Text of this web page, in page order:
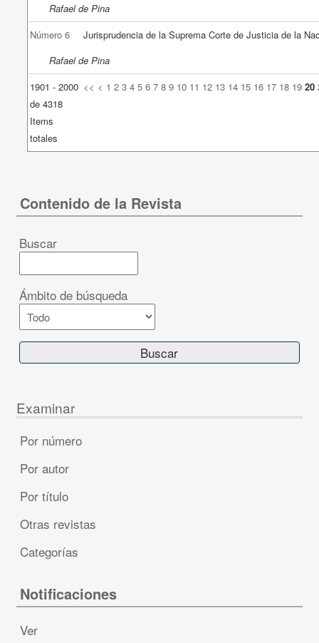
Rafael de Pina
Número 6
Jurisprudencia de la Suprema Corte de Justicia de la
Rafael de Pina
1901 - 2000
de 4318
Items
totales
<< < 1 2 3 4 5 6 7 8 9 10 11 12 13 14 15 16 17 18 19 20
Contenido de la Revista
Buscar
Ámbito de búsqueda
Examinar
Por número
Por autor
Por título
Otras revistas
Categorías
Notificaciones
Ver